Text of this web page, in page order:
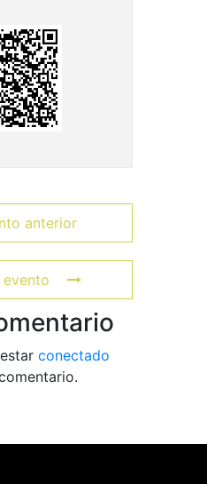
anterior
evento
conectado